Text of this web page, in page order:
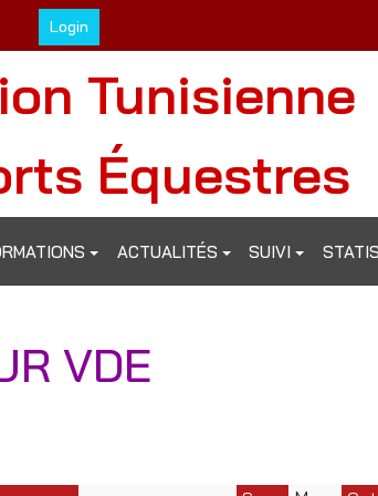
Login
Tunisienne
Équestres
ACTUALITÉS SUIVI
VDE